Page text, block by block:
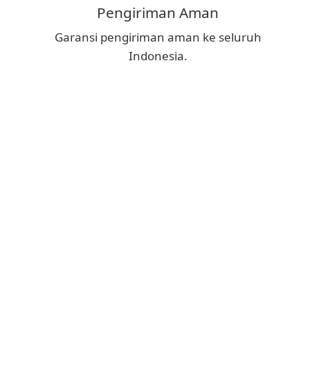
Pengiriman Aman
Garansi pengiriman aman ke seluruh
Indonesia.